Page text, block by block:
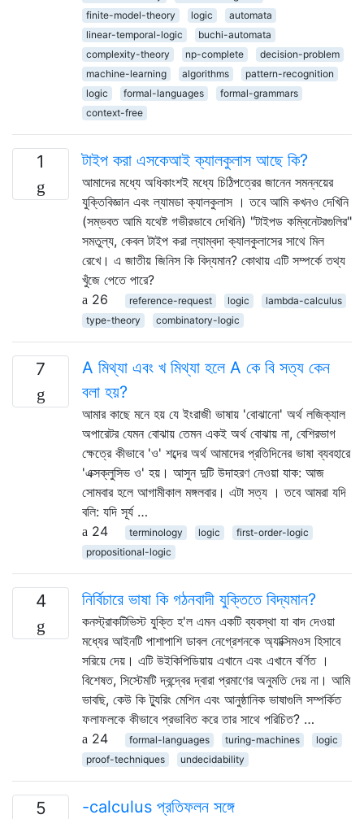
finite-model-theory
logic
automata
linear-temporal-logic
buchi-automata
complexity-theory
np-complete
decision-problem
machine-learning
algorithms
pattern-recognition
logic
formal-languages
formal-grammars
context-free
1 টাইপ করা এসকেআই ক্যালকুলাস আছে কি?
আমাদের মধ্যে অধিকাংশই মধ্যে চিঠিপত্রের জানেন সমন্নয়ের
যুক্তিবিজ্ঞান এবং ল্যামডা ক্যালকুলাস । তবে আমি কখনও দেখিনি
(সম্ভবত আমি যথেষ্ট গভীরভাবে দেখিনি) "টাইপড কম্বিনেটরগুলির"
সমতুল্য, কেবল টাইপ করা ল্যাম্বদা ক্যালকুলাসের সাথে মিল
রেখে। এ জাতীয় জিনিস কি বিদ্যমান? কোথায় এটি সম্পর্কে তথ্য
খুঁজে পেতে পারে?
26
reference-request logic
lambda-calculus
type-theory
combinatory-logic
7
A মিথ্যা এবং খ মিথ্যা হলে A কে বি সত্য কেন
বলা হয়?
আমার কাছে মনে হয় যে ইংরাজী ভাষায় 'বোঝানো' অর্থ লজিক্যাল
অপারেটর যেমন বোঝায় তেমন একই অর্থ বোঝায় না, বেশিরভাগ
ক্ষেত্রে কীভাবে 'ও' শব্দের অর্থ আমাদের প্রতিদিনের ভাষা ব্যবহারে
'এক্সক্লুসিভ ও' হয়। আসুন দুটি উদাহরণ নেওয়া যাক: আজ
সোমবার হলে আগামীকাল মঙ্গলবার। এটা সত্য । তবে আমরা যদি
বলি: যদি সূর্য …
24
terminology logic
first-order-logic
propositional-logic
4 নির্বিচারে ভাষা কি গঠনবাদী যুক্তিতে বিদ্যমান?
কনস্ট্রাকটিভিস্ট যুক্তি হ'ল এমন একটি ব্যবস্থা যা বাদ দেওয়া
মধ্যের আইনটি পাশাপাশি ডাবল নেগ্রেশনকে অ্যাক্সিমওস হিসাবে
সরিয়ে দেয়। এটি উইকিপিডিয়ায় এখানে এবং এখানে বর্ণিত ।
বিশেষত, সিস্টেমটি দ্বন্দ্বের দ্বারা প্রমাণের অনুমতি দেয় না। আমি
ভাবছি, কেউ কি ট্যুরিং মেশিন এবং আনুষ্ঠানিক ভাষাগুলি সম্পর্কিত
ফলাফলকে কীভাবে প্রভাবিত করে তার সাথে পরিচিত? …
24
formal-languages turing-machines
logic
proof-techniques
undecidability
5 -calculus প্রতিফলন সঙ্গে